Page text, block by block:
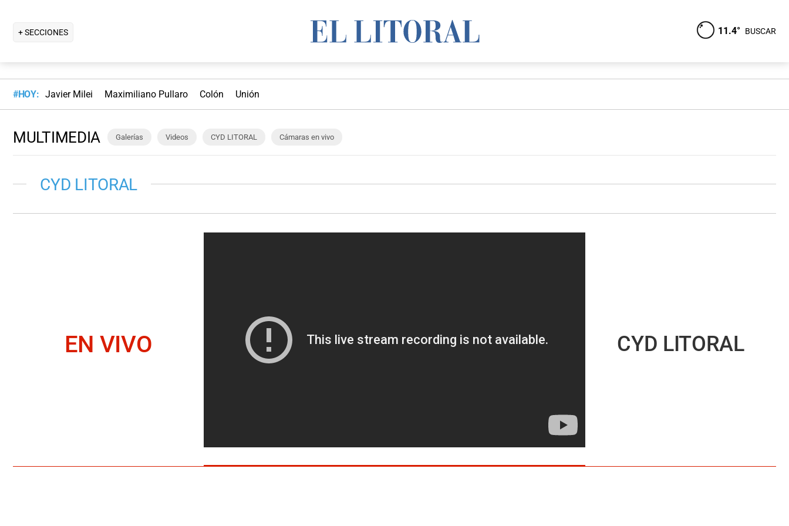
+ SECCIONES 11.4° BUSCAR
#HOY: Javier Milei Maximiliano Pullaro Colón Unión
MULTIMEDIA Galerías Videos CYD LITORAL Cámaras en vivo
CYD LITORAL
EN VIVO CYD LITORAL